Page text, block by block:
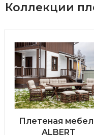
Коллекции
Плетеная
ALBERT